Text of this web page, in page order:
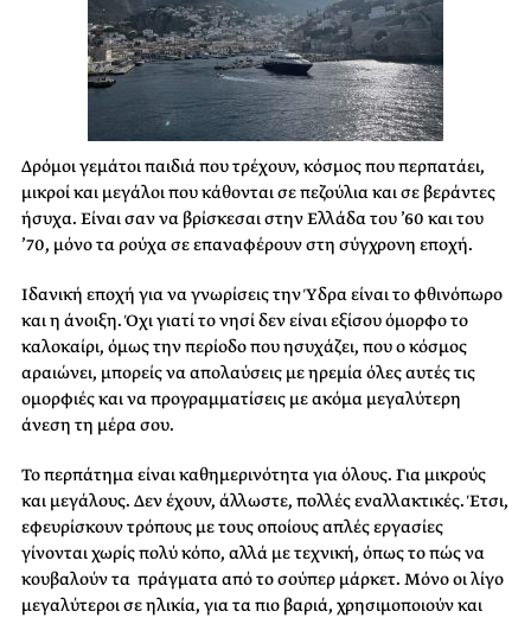
Δρόμοι γεμάτοι παιδιά που τρέχουν, κόσμος που περπατάει,
μικροί και μεγάλοι που κάθονται σε πεζούλια και σε βεράντες
ήσυχα. Είναι σαν να βρίσκεσαι στην Ελλάδα του ’60 και του
’70, μόνο τα ρούχα σε επαναφέρουν στη σύγχρονη εποχή.
Ιδανική εποχή για να γνωρίσεις την Ύδρα είναι το φθινόπωρο
και η άνοιξη. Όχι γιατί το νησί δεν είναι εξίσου όμορφο το
καλοκαίρι, όμως την περίοδο που ησυχάζει, που ο κόσμος
αραιώνει, μπορείς να απολαύσεις με ηρεμία όλες αυτές τις
ομορφιές και να προγραμματίσεις με ακόμα μεγαλύτερη
άνεση τη μέρα σου.
Το περπάτημα είναι καθημερινότητα για όλους. Για μικρούς
και μεγάλους. Δεν έχουν, άλλωστε, πολλές εναλλακτικές. Έτσι,
εφευρίσκουν τρόπους με τους οποίους απλές εργασίες
γίνονται χωρίς πολύ κόπο, αλλά με τεχνική, όπως το πώς να
κουβαλούν τα πράγματα από το σούπερ μάρκετ. Μόνο οι λίγο
μεγαλύτεροι σε ηλικία, για τα πιο βαριά, χρησιμοποιούν και